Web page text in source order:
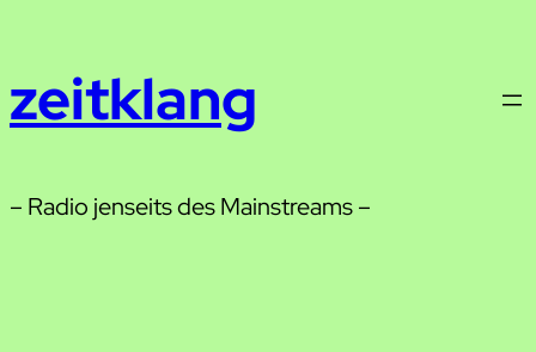
springen
zeitklang
– Radio jenseits des Mainstreams –